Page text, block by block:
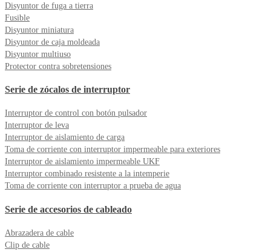
Disyuntor de fuga a tierra
Fusible
Disyuntor miniatura
Disyuntor de caja moldeada
Disyuntor multiuso
Protector contra sobretensiones
Serie de zócalos de interruptor
Interruptor de control con botón pulsador
Interruptor de leva
Interruptor de aislamiento de carga
Toma de corriente con interruptor impermeable para exteriores
Interruptor de aislamiento impermeable UKF
Interruptor combinado resistente a la intemperie
Toma de corriente con interruptor a prueba de agua
Serie de accesorios de cableado
Abrazadera de cable
Clip de cable